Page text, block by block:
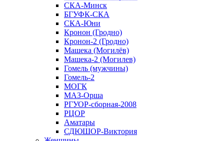
СКА-Минск
БГУФК-СКА
СКА-Юни
Кронон (Гродно)
Кронон-2 (Гродно)
Машека (Могилёв)
Машека-2 (Могилев)
Гомель (мужчины)
Гомель-2
МОГК
МАЗ-Орша
РГУОР-сборная-2008
РЦОР
Аматары
СДЮШОР-Виктория